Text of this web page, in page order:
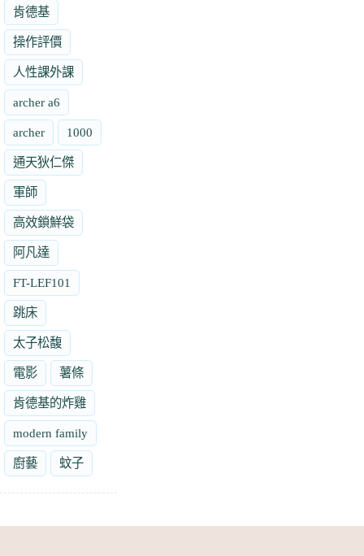
肯德基
操作評價
人性課外課
archer a6
archer 1000
通天狄仁傑
軍師
高效鎖鮮袋
阿凡達
FT-LEF101
跳床
太子松馥
電影 薯條
肯德基的炸雞
modern family
廚藝 蚊子